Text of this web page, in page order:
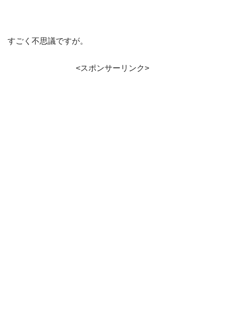
すごく不思議ですが。
<スポンサーリンク>